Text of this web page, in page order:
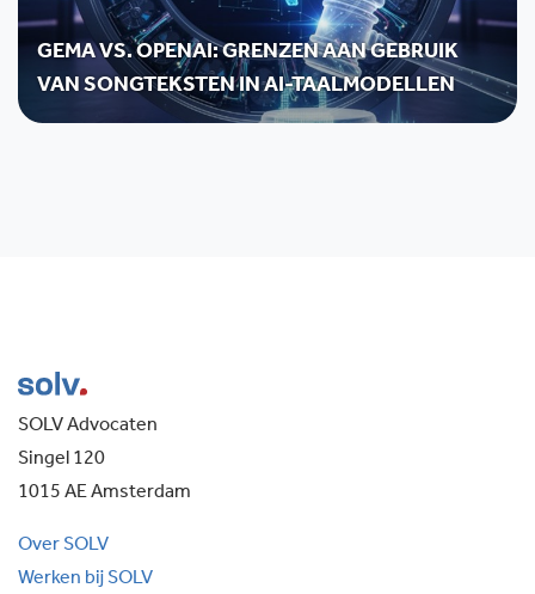
GEMA VS. OPENAI: GRENZEN AAN GEBRUIK
VAN SONGTEKSTEN IN AI-TAALMODELLEN
SOLV Advocaten
Singel 120
1015 AE Amsterdam
Over SOLV
Werken bij SOLV